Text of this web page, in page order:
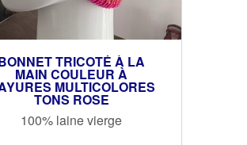
TRICOTÉ À LA
MAIN COULEUR À
MULTICOLORES
TONS ROSE
100% laine vierge